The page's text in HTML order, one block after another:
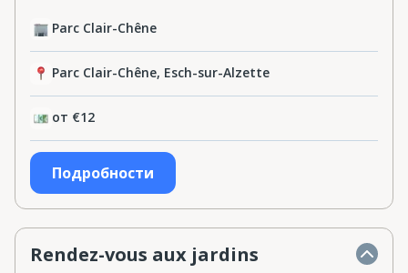
Parc Clair-Chêne
Parc Clair-Chêne, Esch-sur-Alzette
от €12
Подробности
Rendez-vous aux jardins